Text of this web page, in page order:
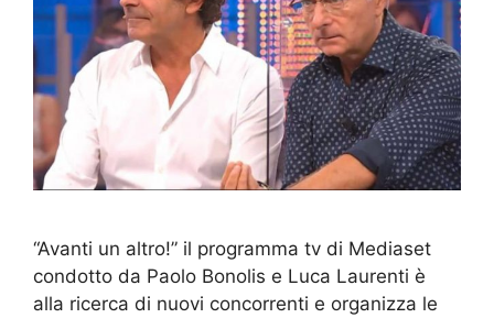
“Avanti un altro!” il programma tv di Mediaset
condotto da Paolo Bonolis e Luca Laurenti è
alla ricerca di nuovi concorrenti e organizza le